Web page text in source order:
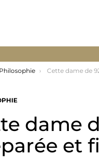
Philosophie Cette dame de 92 ans,
dame
et